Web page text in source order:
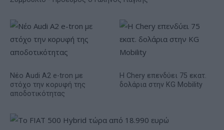
Νέο Audi A2 e-tron με
στόχο την κορυφή της
αποδοτικότητας
Η Chery επενδύει 75 εκατ.
δολάρια στην KG Mobility